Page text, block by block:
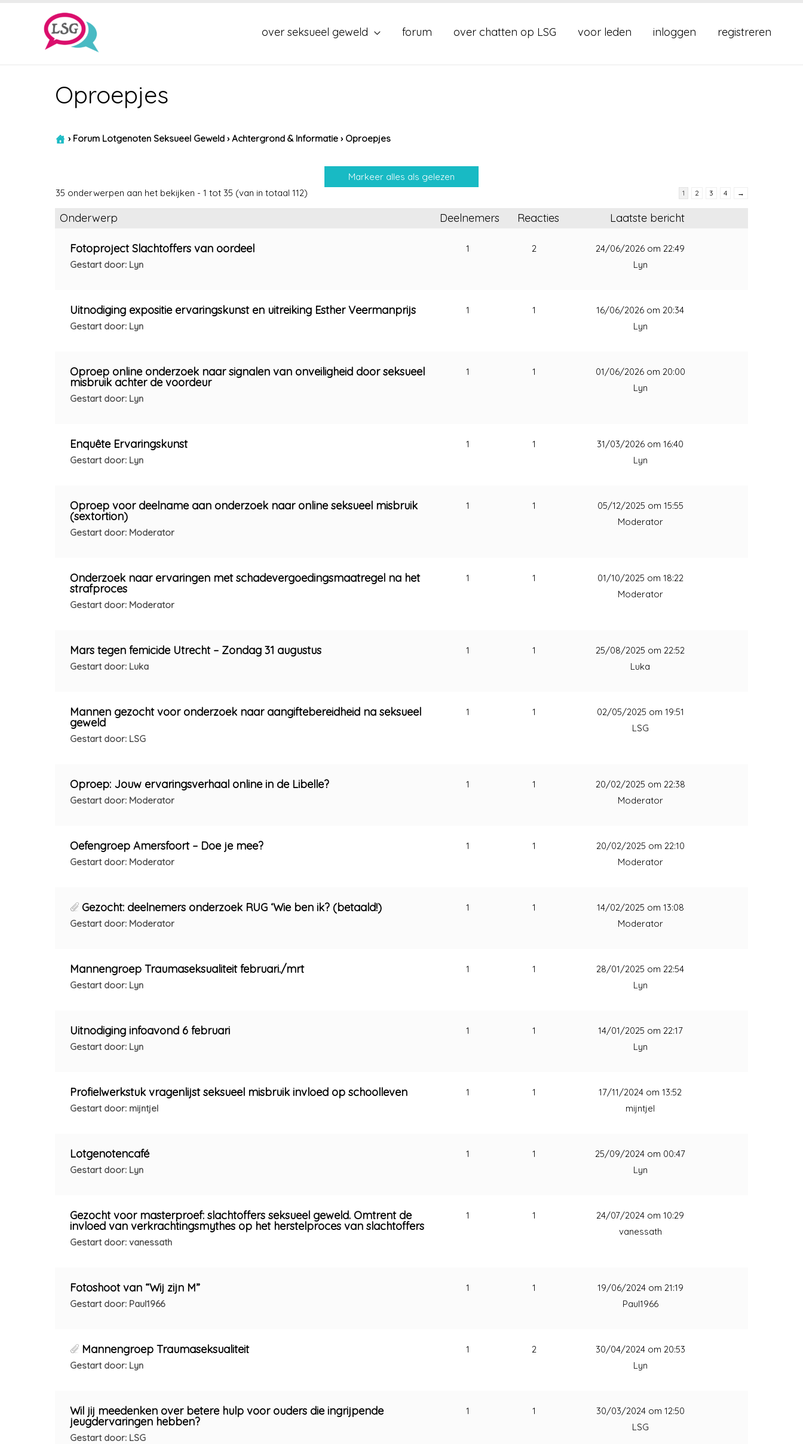
over seksueel geweld forum over chatten op LSG voor leden inloggen registreren
Oproepjes
› Forum Lotgenoten Seksueel Geweld › Achtergrond & Informatie › Oproepjes
35 onderwerpen aan het bekijken - 1 tot 35 (van in totaal 112) 1 2 3 4 →
Onderwerp Deelnemers Reacties Laatste bericht
Fotoproject Slachtoffers van oordeel
Gestart door: Lyn
1 2
24/06/2026 om 22:49
Lyn
Uitnodiging expositie ervaringskunst en uitreiking Esther Veermanprijs
Gestart door: Lyn
1 1
16/06/2026 om 20:34
Lyn
Oproep online onderzoek naar signalen van onveiligheid door seksueel
misbruik achter de voordeur
Gestart door: Lyn
1 1
01/06/2026 om 20:00
Lyn
Enquête Ervaringskunst
Gestart door: Lyn
1 1
31/03/2026 om 16:40
Lyn
Oproep voor deelname aan onderzoek naar online seksueel misbruik
(sextortion)
Gestart door: Moderator
1 1
05/12/2025 om 15:55
Moderator
Onderzoek naar ervaringen met schadevergoedingsmaatregel na het
strafproces
Gestart door: Moderator
1 1
01/10/2025 om 18:22
Moderator
Mars tegen femicide Utrecht – Zondag 31 augustus
Gestart door: Luka
1 1
25/08/2025 om 22:52
Luka
Mannen gezocht voor onderzoek naar aangiftebereidheid na seksueel
geweld
Gestart door: LSG
1 1
02/05/2025 om 19:51
LSG
Oproep: Jouw ervaringsverhaal online in de Libelle?
Gestart door: Moderator
1 1
20/02/2025 om 22:38
Moderator
Oefengroep Amersfoort – Doe je mee?
Gestart door: Moderator
1 1
20/02/2025 om 22:10
Moderator
Gezocht: deelnemers onderzoek RUG ‘Wie ben ik? (betaald!)
Gestart door: Moderator
1 1
14/02/2025 om 13:08
Moderator
Mannengroep Traumaseksualiteit februari./mrt
Gestart door: Lyn
1 1
28/01/2025 om 22:54
Lyn
Uitnodiging infoavond 6 februari
Gestart door: Lyn
1 1
14/01/2025 om 22:17
Lyn
Profielwerkstuk vragenlijst seksueel misbruik invloed op schoolleven
Gestart door: mijntjel
1 1
17/11/2024 om 13:52
mijntjel
Lotgenotencafé
Gestart door: Lyn
1 1
25/09/2024 om 00:47
Lyn
Gezocht voor masterproef: slachtoffers seksueel geweld. Omtrent de
invloed van verkrachtingsmythes op het herstelproces van slachtoffers
Gestart door: vanessath
1 1
24/07/2024 om 10:29
vanessath
Fotoshoot van “Wij zijn M”
Gestart door: Paul1966
1 1
19/06/2024 om 21:19
Paul1966
Mannengroep Traumaseksualiteit
Gestart door: Lyn
1 2
30/04/2024 om 20:53
Lyn
Wil jij meedenken over betere hulp voor ouders die ingrijpende
jeugdervaringen hebben?
Gestart door: LSG
1 1
30/03/2024 om 12:50
LSG